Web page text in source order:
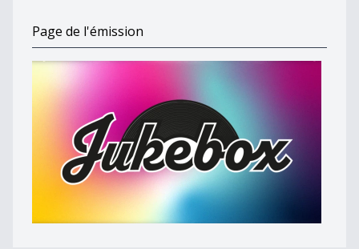
Page de l'émission